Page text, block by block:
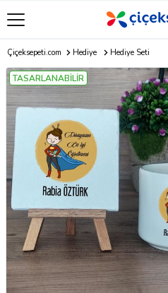
Çiçeksepeti.com Hediye Hediye Seti
TASARLANABİLİR